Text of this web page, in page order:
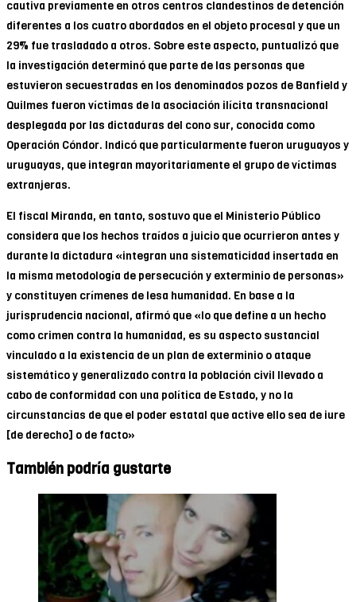
cautiva previamente en otros centros clandestinos de detención
diferentes a los cuatro abordados en el objeto procesal y que un
29% fue trasladado a otros. Sobre este aspecto, puntualizó que
la investigación determinó que parte de las personas que
estuvieron secuestradas en los denominados pozos de Banfield y
Quilmes fueron víctimas de la asociación ilícita transnacional
desplegada por las dictaduras del cono sur, conocida como
Operación Cóndor. Indicó que particularmente fueron uruguayos y
uruguayas, que integran mayoritariamente el grupo de víctimas
extranjeras.
El fiscal Miranda, en tanto, sostuvo que el Ministerio Público
considera que los hechos traídos a juicio que ocurrieron antes y
durante la dictadura «integran una sistematicidad insertada en
la misma metodología de persecución y exterminio de personas»
y constituyen crímenes de lesa humanidad. En base a la
jurisprudencia nacional, afirmó que «lo que define a un hecho
como crimen contra la humanidad, es su aspecto sustancial
vinculado a la existencia de un plan de exterminio o ataque
sistemático y generalizado contra la población civil llevado a
cabo de conformidad con una política de Estado, y no la
circunstancias de que el poder estatal que active ello sea de iure
[de derecho] o de facto»
También podría gustarte